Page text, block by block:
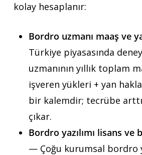
kolay hesaplanır:
Bordro uzmanı maaş ve
Türkiye piyasasında
uzmanının yıllık toplam
işveren yükleri + yan
bir kalemdir; tecrübe
çıkar.
Bordro yazılımı lisans ve
— Çoğu kurumsal bordro